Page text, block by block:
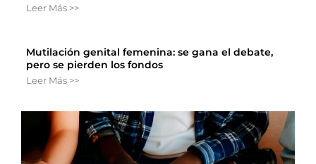
Leer Más >>
Mutilación genital femenina: se gana el debate,
pero se pierden los fondos
Leer Más >>